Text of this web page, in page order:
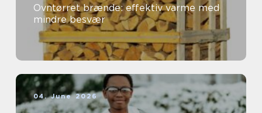
Ovntørret brænde: effektiv varme med
mindre besvær
04. June 2026